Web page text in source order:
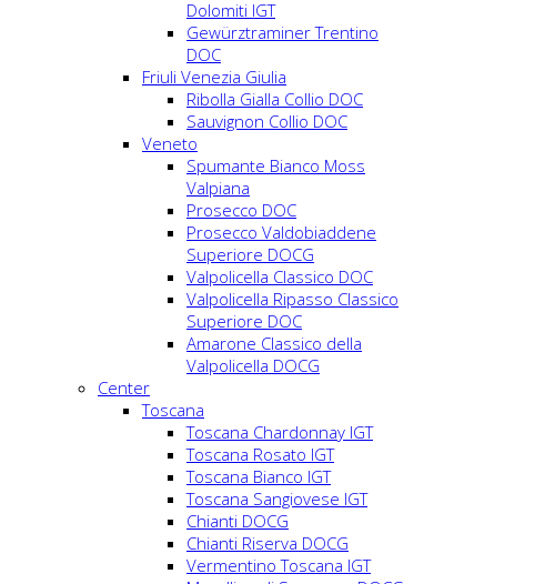
Dolomiti IGT
Gewürztraminer Trentino
DOC
Friuli Venezia Giulia
Ribolla Gialla Collio DOC
Sauvignon Collio DOC
Veneto
Spumante Bianco Moss
Valpiana
Prosecco DOC
Prosecco Valdobiaddene
Superiore DOCG
Valpolicella Classico DOC
Valpolicella Ripasso Classico
Superiore DOC
Amarone Classico della
Valpolicella DOCG
Center
Toscana
Toscana Chardonnay IGT
Toscana Rosato IGT
Toscana Bianco IGT
Toscana Sangiovese IGT
Chianti DOCG
Chianti Riserva DOCG
Vermentino Toscana IGT